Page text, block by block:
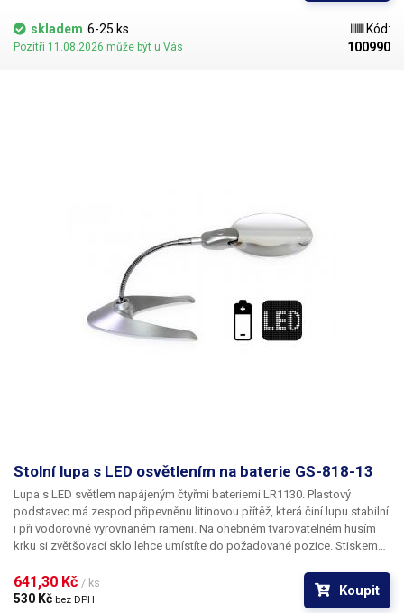
skladem 6-25 ks
Pozítří 11.08.2026 může být u Vás
Kód:
100990
Stolní lupa s LED osvětlením na baterie GS-818-13
Lupa s LED světlem napájeným čtyřmi bateriemi LR1130. Plastový
podstavec má zespod připevněnu litinovou přítěž, která činí lupu stabilní
i při vodorovně vyrovnaném rameni. Na ohebném tvarovatelném husím
krku si zvětšovací sklo lehce umístíte do požadované pozice. Stiskem
ochrana proti poškrábání a zaprášení čočky je v balení zavazovací
ochranný textilní převlek na zvětšovací sklo.
641,30 Kč / ks
530 Kč bez DPH
Koupit